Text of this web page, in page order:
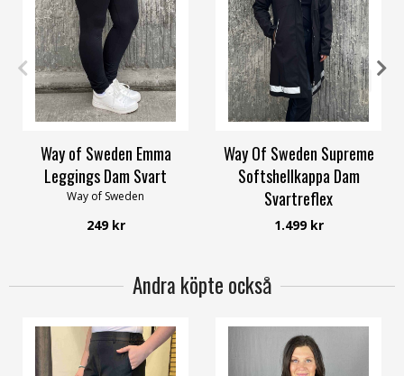
32/34 36/38 48/50
Way of Sweden Emma
Leggings Dam Svart
Way of Sweden
249 kr
34 36 42 58/60
Way Of Sweden Supreme
Softshellkappa Dam
Svartreflex
Way of Sweden
1.499 kr
Andra köpte också